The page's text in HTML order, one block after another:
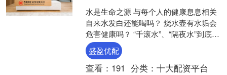
水是生命之源 与每个人的健康息息相关
自来水发白还能喝吗？ 烧水壶有水垢会
危害健康吗？ “千滚水”、“隔夜水”到底能
不能喝？ 5月11日至5月17日‌ 是全国第....
盛盈优配
查看： 191 分类： 十大配资平台